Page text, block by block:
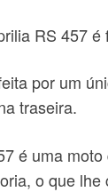
RS 457
por um
traseira.
é uma
o que